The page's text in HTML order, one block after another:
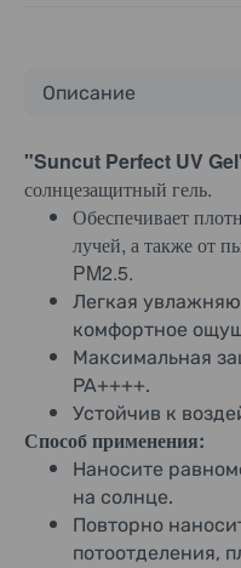
Описание
"Suncut Perfect UV
солнцезащитный гель.
Обеспечивает
лучей, а также от
PM2.5.
Легкая
комфортное
Максимальная
PA++++.
Устойчив к
Способ применения:
Наносите
на солнце.
Повторно
потоотделения,